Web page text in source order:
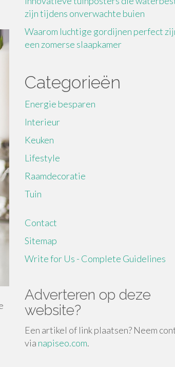
zijn tijdens onverwachte buien
Waarom luchtige gordijnen perfect
een zomerse slaapkamer
Categorieën
Energie besparen
Interieur
Keuken
Lifestyle
Raamdecoratie
Tuin
Contact
Sitemap
Write for Us - Complete Guidelines
Adverteren op deze
website?
Een artikel of link plaatsen? Neem
via napiseo.com.